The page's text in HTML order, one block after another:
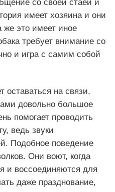
со своей стаей и
имеет хозяина и они
это имеет иное
требует внимание со
и игра с самим собой
оставаться на связи,
довольно большое
помогает проводить
ведь звуки
Подобное поведение
Они воют, когда
и воссоединяются для
даже празднование,